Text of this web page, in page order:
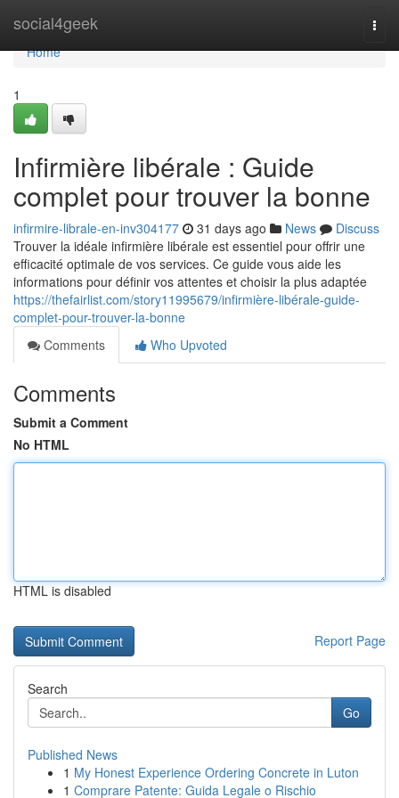
social4geek
Home
Home
1
Infirmière libérale : Guide
complet pour trouver la bonne
infirmire-librale-en-inv304177 31 days ago News
Discuss
Trouver la idéale infirmière libérale est essentiel pour offrir une
efficacité optimale de vos services. Ce guide vous aide les
informations pour définir vos attentes et choisir la plus adaptée
https://thefairlist.com/story11995679/infirmière-libérale-guide-
complet-pour-trouver-la-bonne
Comments
Who Upvoted
Comments
Submit a Comment
No HTML
HTML is disabled
Report Page
Search
Go
Published News
1 My Honest Experience Ordering Concrete in Luton
1 Comprare Patente: Guida Legale o Rischio